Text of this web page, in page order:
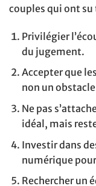
couples qui ont
Privilégier
du jugement.
Accepter que
non un
Ne pas
idéal, mais
Investir dans
numérique
Rechercher un